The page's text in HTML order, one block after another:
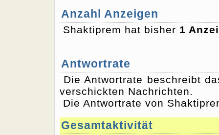
Anzahl Anzeigen
Shaktiprem hat bisher 1
Antwortrate
Die Antwortrate beschreibt
verschickten Nachrichten.
Die Antwortrate von
Gesamtaktivität